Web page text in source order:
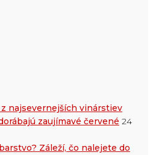
najsevernejších vinárstiev
zaujímavé červené 24
Záleží, čo nalejete do